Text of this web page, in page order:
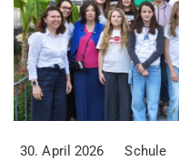
30. April 2026 Schule